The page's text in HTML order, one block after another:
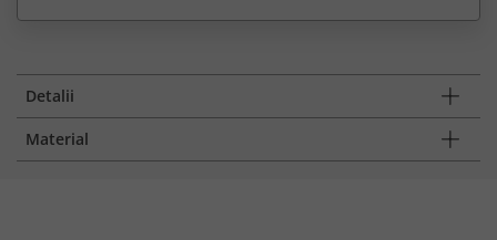
Detalii
Material